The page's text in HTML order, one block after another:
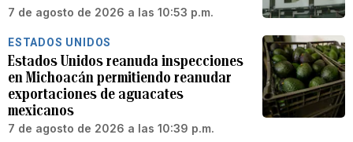
7 de agosto de 2026 a las 10:53 p.m.
ESTADOS UNIDOS
Estados Unidos reanuda inspecciones
en Michoacán permitiendo reanudar
exportaciones de aguacates
mexicanos
7 de agosto de 2026 a las 10:39 p.m.